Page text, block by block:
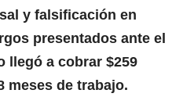
y falsificación en
presentados ante el
llegó a cobrar $259
meses de trabajo.